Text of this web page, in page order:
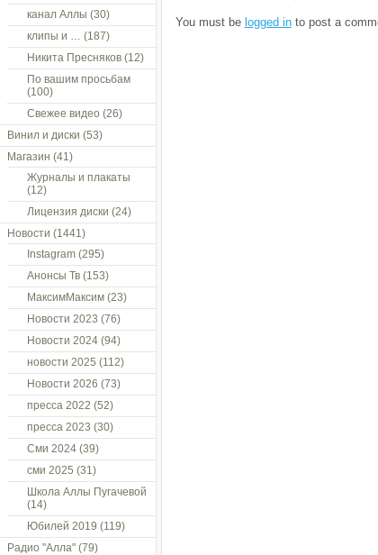
You must be logged into post a
канал Аллы (30)
клипы и … (187)
Никита Пресняков(12)
По вашим просьбам
(100)
Свежее видео (26)
Винил и диски (53)
Магазин (41)
Журналы и плакаты
(12)
Лицензия диски (24)
Новости (1441)
Instagram(295)
Анонсы Тв(153)
МаксимМаксим(23)
Новости 2023 (76)
Новости 2024(94)
новости 2025 (112)
Новости 2026 (73)
пресса 2022 (52)
пресса 2023 (30)
Сми 2024(39)
сми 2025 (31)
Школа Аллы Пугачевой
(14)
Юбилей 2019 (119)
Радио "Алла"(79)